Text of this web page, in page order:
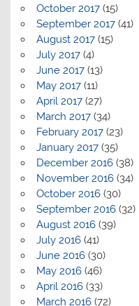
October 2017(15)
September 2017(41)
August 2017(15)
July 2017(4)
June 2017(13)
May 2017(11)
April 2017(27)
March 2017(34)
February 2017(23)
January 2017(35)
December 2016(38)
November 2016(34)
October 2016(30)
September 2016(32)
August 2016(39)
July 2016(41)
June 2016(30)
May 2016(46)
April 2016(33)
March 2016(72)